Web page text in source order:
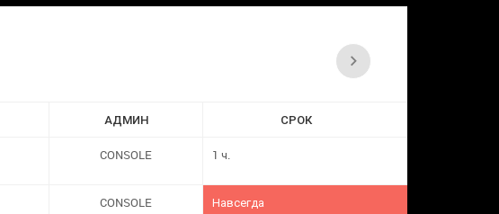
АДМИН СРОК
CONSOLE 1 ч.
CONSOLE Навсегда